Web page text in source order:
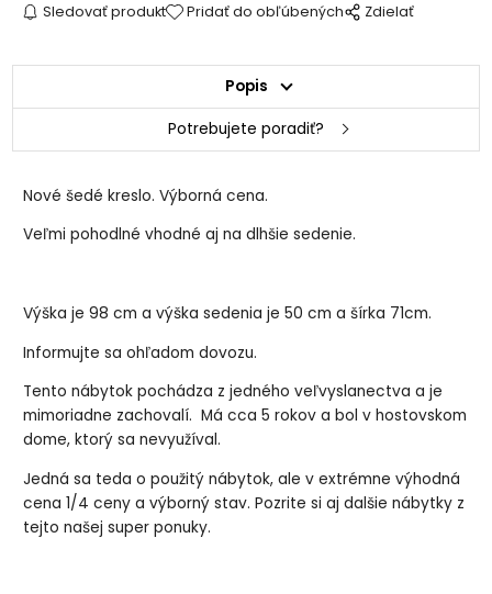
Sledovať produkt Pridať do obľúbených Zdielať
Popis
Potrebujete poradiť?
Nové šedé kreslo. Výborná cena.
Veľmi pohodlné vhodné aj na dlhšie sedenie.
Výška je 98 cm a výška sedenia je 50 cm a šírka 71cm.
Informujte sa ohľadom dovozu.
Tento nábytok pochádza z jedného veľvyslanectva a je
mimoriadne zachovalí. Má cca 5 rokov a bol v hostovskom
dome, ktorý sa nevyužíval.
Jedná sa teda o použitý nábytok, ale v extrémne výhodná
cena 1/4 ceny a výborný stav. Pozrite si aj dalšie nábytky z
tejto našej super ponuky.